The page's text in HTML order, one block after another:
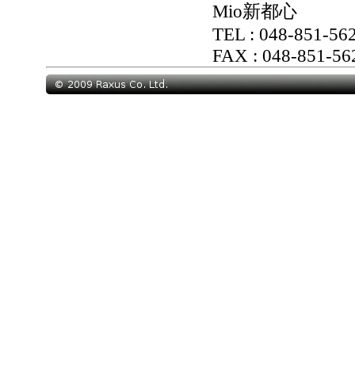
Mio新都心
TEL : 048-851-
FAX : 048-851-